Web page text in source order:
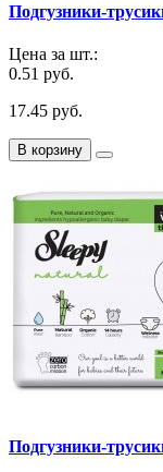
Подгузники-
Цена за шт.:
0.51 руб.
17.45 руб.
В корзину
Подгузники-